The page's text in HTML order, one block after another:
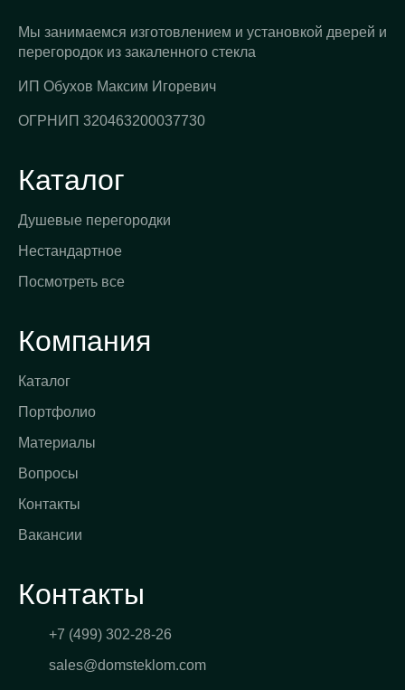
Мы занимаемся изготовлением и установкой дверей и
перегородок из закаленного стекла
ИП Обухов Максим Игоревич
ОГРНИП 320463200037730
Каталог
Душевые перегородки
Нестандартное
Посмотреть все
Компания
Каталог
Портфолио
Материалы
Вопросы
Контакты
Вакансии
Контакты
+7 (499) 302-28-26
sales@domsteklom.com